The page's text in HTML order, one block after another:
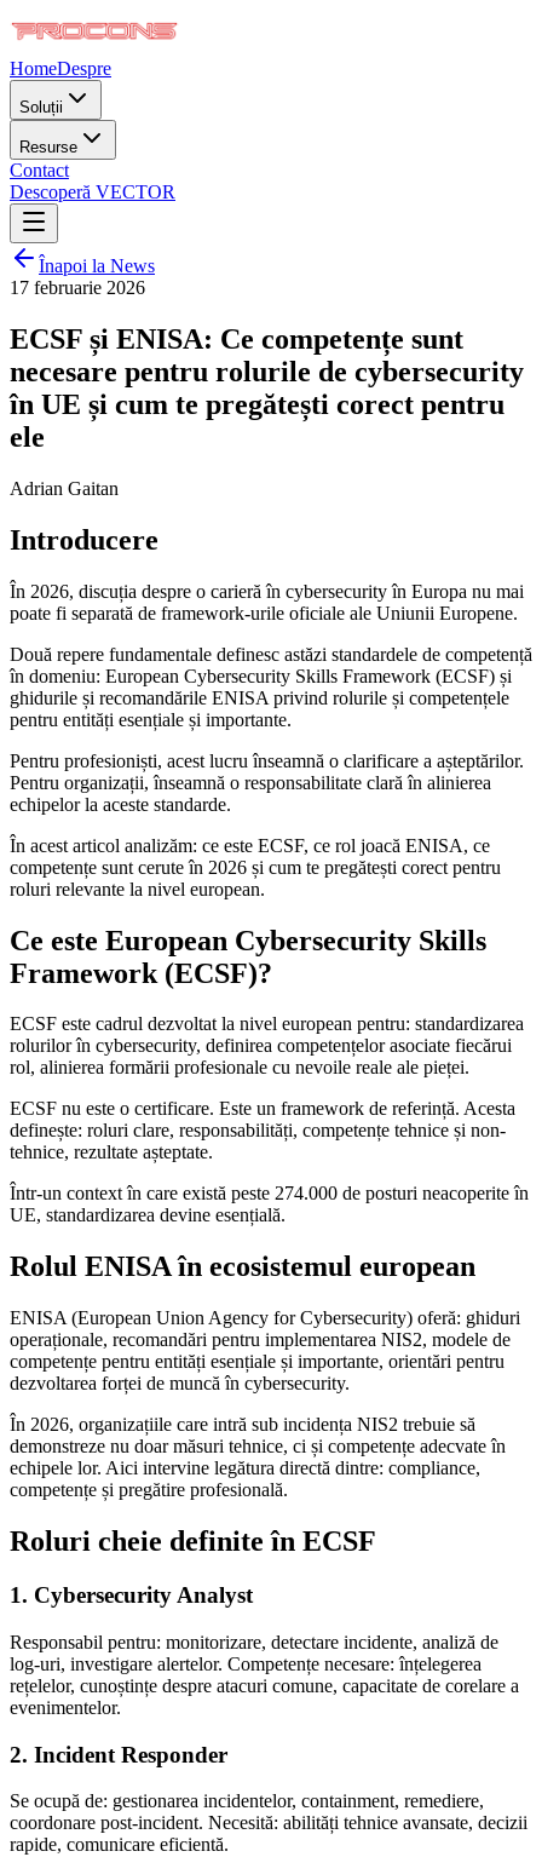
HomeDespre
Soluții
Resurse
Contact
Descoperă VECTOR
Înapoi la News
17 februarie 2026
ECSF și ENISA: Ce competențe sunt
necesare pentru rolurile de cybersecurity
în UE și cum te pregătești corect pentru
ele
Adrian Gaitan
Introducere
În 2026, discuția despre o carieră în cybersecurity în Europa nu mai
poate fi separată de framework-urile oficiale ale Uniunii Europene.
Două repere fundamentale definesc astăzi standardele de competență
în domeniu: European Cybersecurity Skills Framework (ECSF) și
ghidurile și recomandările ENISA privind rolurile și competențele
pentru entități esențiale și importante.
Pentru profesioniști, acest lucru înseamnă o clarificare a așteptărilor.
Pentru organizații, înseamnă o responsabilitate clară în alinierea
echipelor la aceste standarde.
În acest articol analizăm: ce este ECSF, ce rol joacă ENISA, ce
competențe sunt cerute în 2026 și cum te pregătești corect pentru
roluri relevante la nivel european.
Ce este European Cybersecurity Skills
Framework (ECSF)?
ECSF este cadrul dezvoltat la nivel european pentru: standardizarea
rolurilor în cybersecurity, definirea competențelor asociate fiecărui
rol, alinierea formării profesionale cu nevoile reale ale pieței.
ECSF nu este o certificare. Este un framework de referință. Acesta
definește: roluri clare, responsabilități, competențe tehnice și non-
tehnice, rezultate așteptate.
Într-un context în care există peste 274.000 de posturi neacoperite în
UE, standardizarea devine esențială.
Rolul ENISA în ecosistemul european
ENISA (European Union Agency for Cybersecurity) oferă: ghiduri
operaționale, recomandări pentru implementarea NIS2, modele de
competențe pentru entități esențiale și importante, orientări pentru
dezvoltarea forței de muncă în cybersecurity.
În 2026, organizațiile care intră sub incidența NIS2 trebuie să
demonstreze nu doar măsuri tehnice, ci și competențe adecvate în
echipele lor. Aici intervine legătura directă dintre: compliance,
competențe și pregătire profesională.
Roluri cheie definite în ECSF
1. Cybersecurity Analyst
Responsabil pentru: monitorizare, detectare incidente, analiză de
log-uri, investigare alertelor. Competențe necesare: înțelegerea
rețelelor, cunoștințe despre atacuri comune, capacitate de corelare a
evenimentelor.
2. Incident Responder
Se ocupă de: gestionarea incidentelor, containment, remediere,
coordonare post-incident. Necesită: abilități tehnice avansate, decizii
rapide, comunicare eficientă.